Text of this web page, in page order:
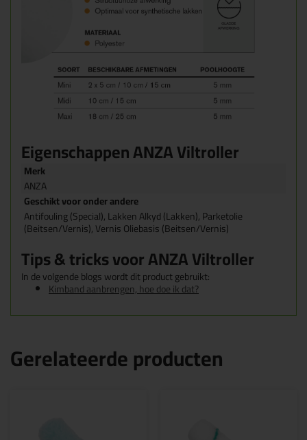
Eigenschappen ANZA Viltroller
Merk
ANZA
Geschikt voor onder andere
Antifouling (Special), Lakken Alkyd (Lakken), Parketolie
(Beitsen/Vernis), Vernis Oliebasis (Beitsen/Vernis)
Tips & tricks voor ANZA Viltroller
In de volgende blogs wordt dit product gebruikt:
Kimband aanbrengen, hoe doe ik dat?
Gerelateerde producten